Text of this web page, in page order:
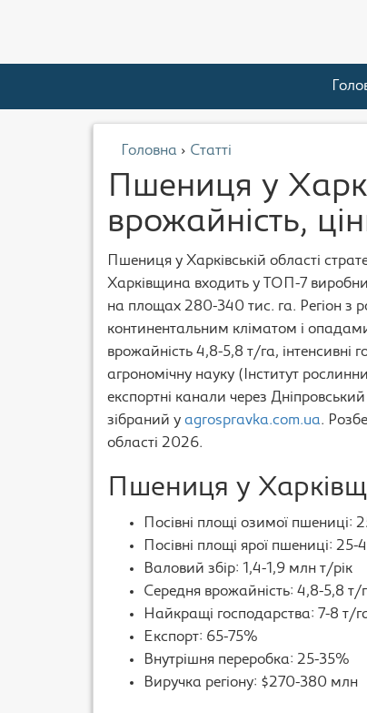
Головна › Статті
Пшениця у
врожайність,
Пшениця у Харківській області
Харківщина входить у ТОП-7
на площах 280-340 тис. га. Регіон з
континентальним кліматом і
врожайність 4,8-5,8 т/га,
агрономічну науку (Інститут
експортні канали через
зібраний у agrospravka.com.ua.
області 2026.
Пшениця у
Посівні площі озимої пшениці:
Посівні площі ярої пшениці: 25-
Валовий збір: 1,4-1,9 млн т/рік
Середня врожайність: 4,8-5,8 т/
Найкращі господарства: 7-8 т/
Експорт: 65-75%
Внутрішня переробка: 25-35%
Виручка регіону: $270-380 млн